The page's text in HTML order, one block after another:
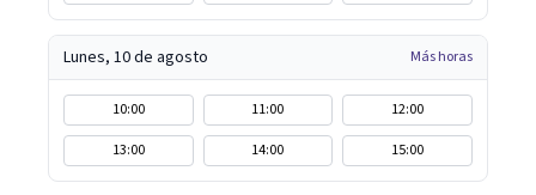
Lunes, 10 de agosto Más horas
10:00 11:00
12:00
13:00
14:00 15:00